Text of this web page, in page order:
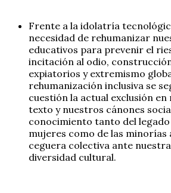
Frente a la idolatría
necesidad de rehumanizar
educativos para prevenir el
incitación al odio,
expiatorios y extremismo
rehumanización inclusiva se
cuestión la actual exclusión
texto y nuestros cánones
conocimiento tanto del
mujeres como de las minorías
ceguera colectiva ante
diversidad cultural.